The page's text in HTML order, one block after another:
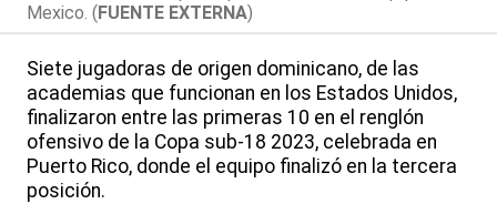
Mexico. (FUENTE EXTERNA)
Siete jugadoras de origen dominicano, de las
academias que funcionan en los Estados Unidos,
finalizaron entre las primeras 10 en el renglón
ofensivo de la Copa sub-18 2023, celebrada en
Puerto Rico, donde el equipo finalizó en la tercera
posición.